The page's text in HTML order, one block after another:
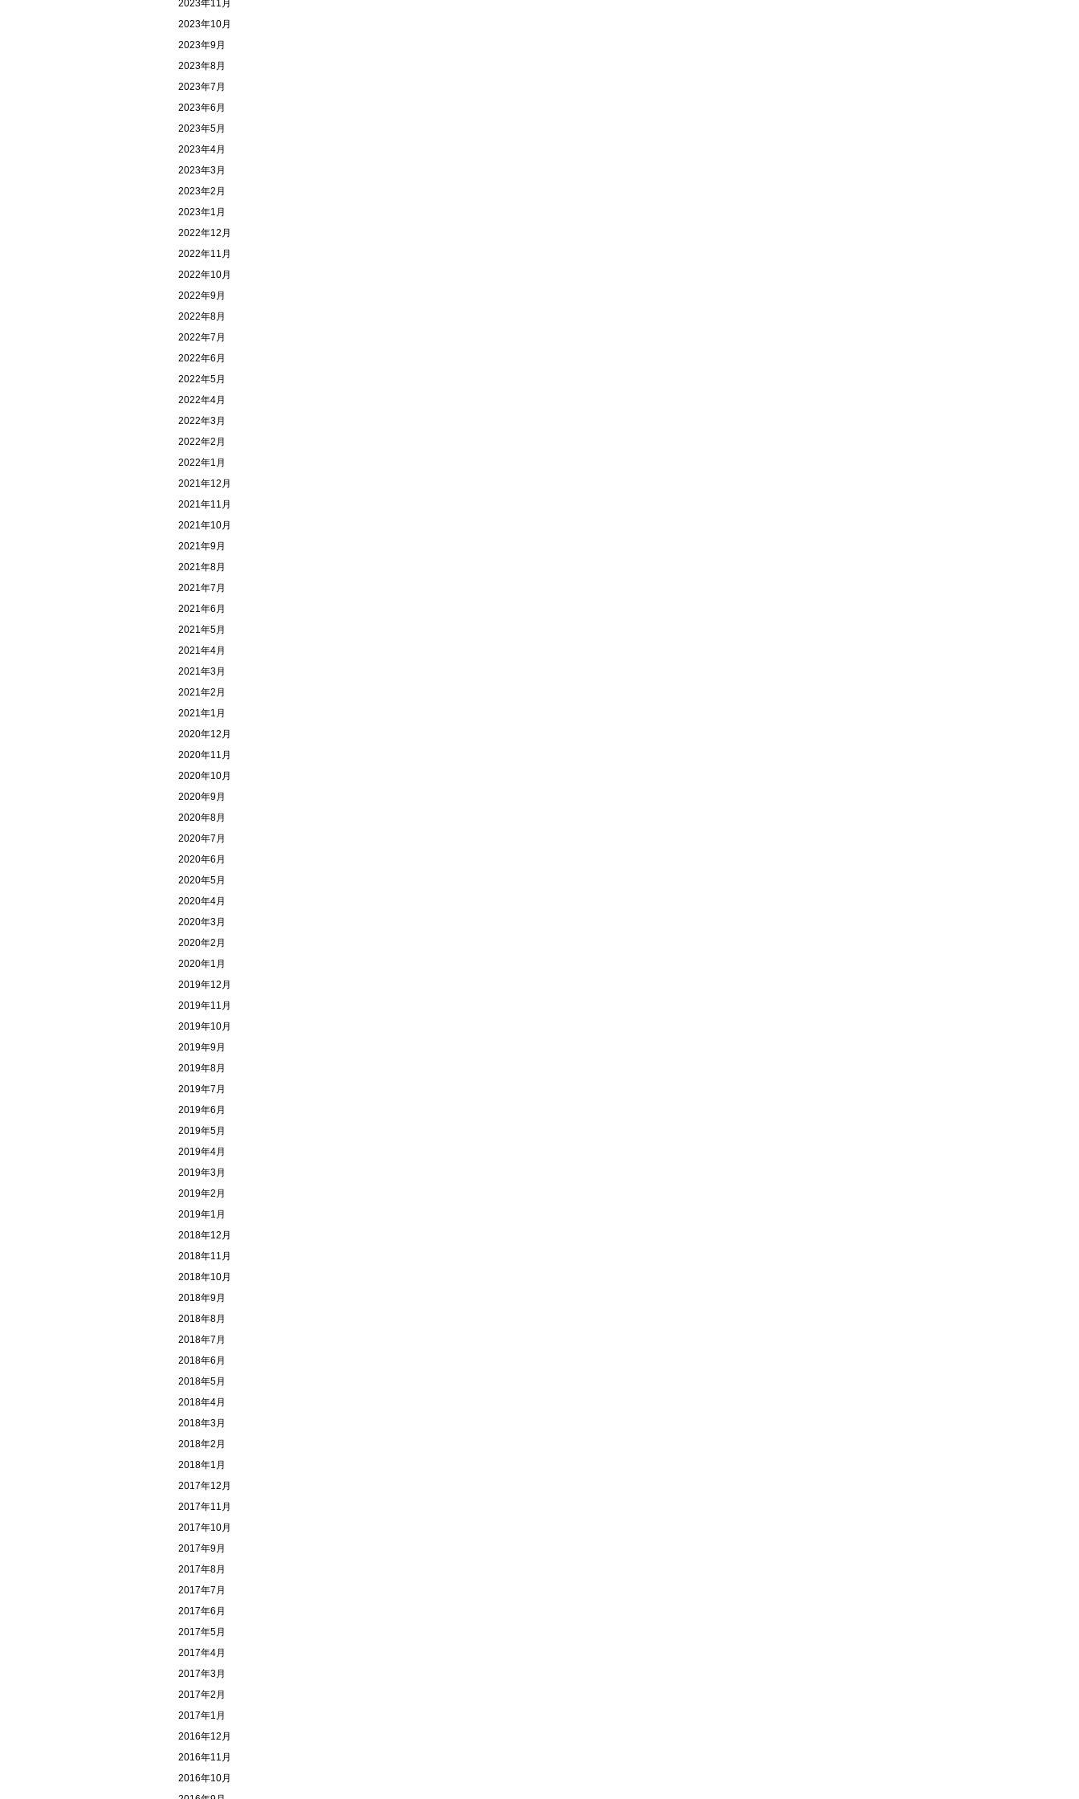
2023年11月
2023年10月
2023年9月
2023年8月
2023年7月
2023年6月
2023年5月
2023年4月
2023年3月
2023年2月
2023年1月
2022年12月
2022年11月
2022年10月
2022年9月
2022年8月
2022年7月
2022年6月
2022年5月
2022年4月
2022年3月
2022年2月
2022年1月
2021年12月
2021年11月
2021年10月
2021年9月
2021年8月
2021年7月
2021年6月
2021年5月
2021年4月
2021年3月
2021年2月
2021年1月
2020年12月
2020年11月
2020年10月
2020年9月
2020年8月
2020年7月
2020年6月
2020年5月
2020年4月
2020年3月
2020年2月
2020年1月
2019年12月
2019年11月
2019年10月
2019年9月
2019年8月
2019年7月
2019年6月
2019年5月
2019年4月
2019年3月
2019年2月
2019年1月
2018年12月
2018年11月
2018年10月
2018年9月
2018年8月
2018年7月
2018年6月
2018年5月
2018年4月
2018年3月
2018年2月
2018年1月
2017年12月
2017年11月
2017年10月
2017年9月
2017年8月
2017年7月
2017年6月
2017年5月
2017年4月
2017年3月
2017年2月
2017年1月
2016年12月
2016年11月
2016年10月